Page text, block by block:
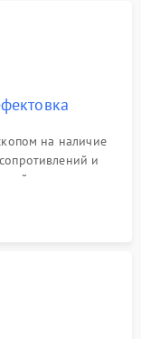
на наличие
и
питания,